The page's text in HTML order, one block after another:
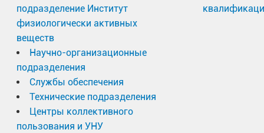
подразделение Институт
физиологически активных
веществ
Научно-организационные
подразделения
Службы обеспечения
Технические подразделения
Центры коллективного
пользования и УНУ